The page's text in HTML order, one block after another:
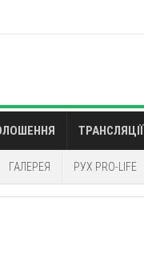
ТРАНСЛЯЦІЇ
ГАЛЕРЕЯ РУХ PRO-LIFE